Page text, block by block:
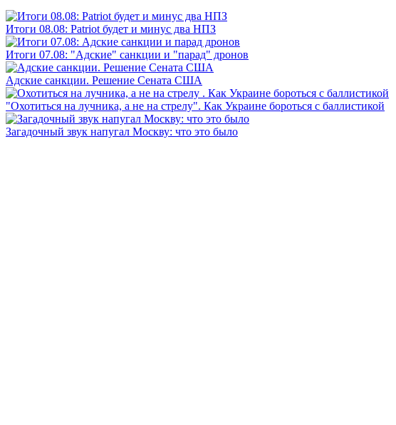
Итоги 08.08: Patriot будет и минус два НПЗ
Итоги 07.08: "Адские" санкции и "парад" дронов
Адские санкции. Решение Сената США
"Охотиться на лучника, а не на стрелу". Как Украине бороться с баллистикой
Загадочный звук напугал Москву: что это было